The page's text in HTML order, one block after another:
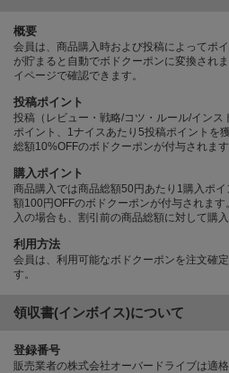
概要
会員は、商品購入時および投稿によってポ
が貯まると自動でボドクーポンに変換され
イページで確認できます。
投稿ポイント
投稿（レビュー・戦略/コツ・ルール/イン
ポイント、1ナイスあたり5投稿ポイントを
総額10%OFFのボドクーポンが付与されます
購入ポイント
商品購入では商品総額50円あたり1購入ポ
額100円OFFのボドクーポンが付与されま
入の場合も、割引前の商品総額に対して購
利用方法
会員は、利用可能なボドクーポンを注文確
す。
領収書(インボイス)について
登録番号
販売業者の株式会社オーバードライブは適